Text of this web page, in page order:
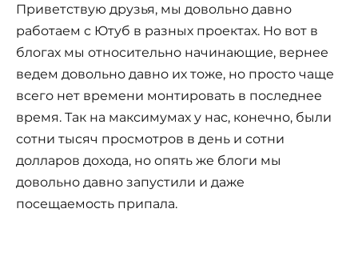
Приветствую друзья, мы довольно давно
работаем с Ютуб в разных проектах. Но вот в
блогах мы относительно начинающие, вернее
ведем довольно давно их тоже, но просто чаще
всего нет времени монтировать в последнее
время. Так на максимумах у нас, конечно, были
сотни тысяч просмотров в день и сотни
долларов дохода, но опять же блоги мы
довольно давно запустили и даже
посещаемость припала.